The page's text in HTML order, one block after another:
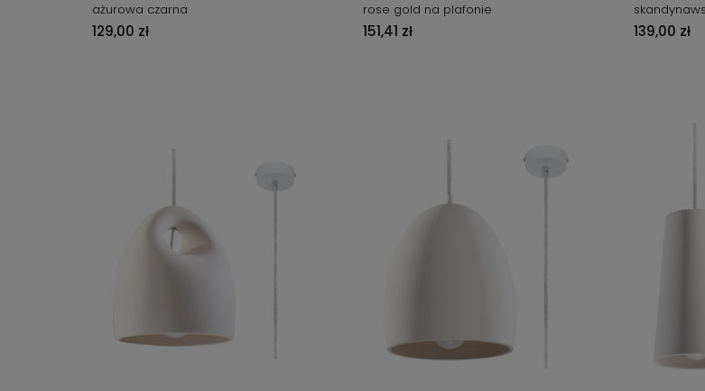
ażurowa czarna
129,00 zł
rose gold na plafonie
151,41 zł 139,00 zł